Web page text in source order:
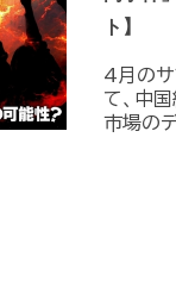
ト】
4月のサ
て、中
市場の